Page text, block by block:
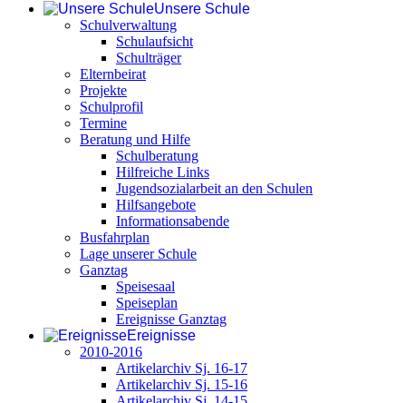
Unsere Schule
Schulverwaltung
Schulaufsicht
Schulträger
Elternbeirat
Projekte
Schulprofil
Termine
Beratung und Hilfe
Schulberatung
Hilfreiche Links
Jugendsozialarbeit an den Schulen
Hilfsangebote
Informationsabende
Busfahrplan
Lage unserer Schule
Ganztag
Speisesaal
Speiseplan
Ereignisse Ganztag
Ereignisse
2010-2016
Artikelarchiv Sj. 16-17
Artikelarchiv Sj. 15-16